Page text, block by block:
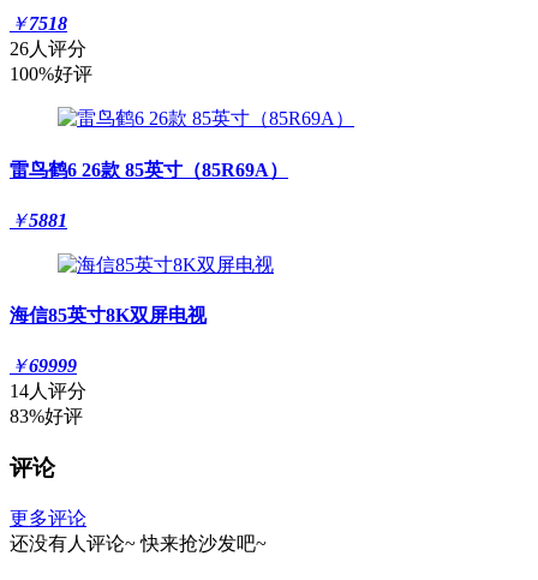
￥7518
26人评分
100%好评
雷鸟鹤6 26款 85英寸（85R69A）
￥5881
海信85英寸8K双屏电视
￥69999
14人评分
83%好评
评论
更多评论
还没有人评论~ 快来抢沙发吧~